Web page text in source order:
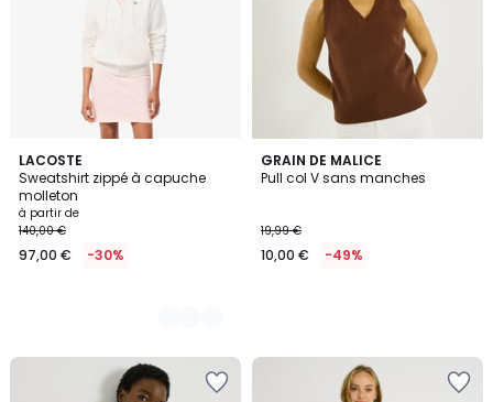
LACOSTE
Sweatshirt zippé à capuche
molleton
à partir de
140,00 €
97,00 € -30%
4
Couleurs
GRAIN DE MALICE
Pull col V sans manches
19,99 €
10,00 € -49%